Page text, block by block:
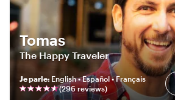
Tomas
The Happy Traveler
Je parle: English • Español • Français
(296reviews)